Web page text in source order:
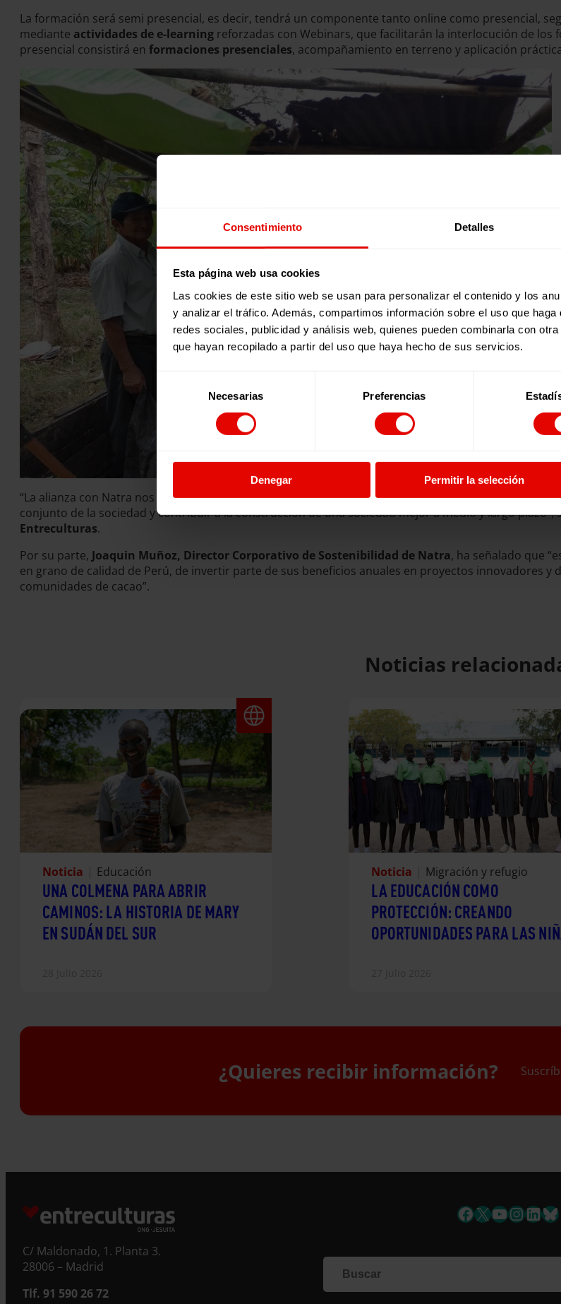
Consentimiento Detalles
Esta página web usa cookies
Las cookies de este sitio web se usan para personalizar el contenido y los
y analizar el tráfico. Además, compartimos información sobre el uso que
redes sociales, publicidad y análisis web, quienes pueden combinarla con
que hayan recopilado a partir del uso que haya hecho de sus servicios.
consentimiento
Necesarias Preferencias
Denegar Permitir la selección
La formación será semi presencial, es decir, tendrá un componente tanto online como presencial,
mediante actividades de e-learning reforzadas con Webinars, que facilitarán la interlocución de
presencial consistirá en formaciones presenciales, acompañamiento en terreno y aplicación
“La alianza con Natra nos recuerda la importancia de impulsar alianzas con sentido enfocadas a
conjunto de la sociedad y contribuir a la construcción de una sociedad mejor a medio y largo plazo”,
Entreculturas.
Por su parte, Joaquin Muñoz, Director Corporativo de Sostenibilidad de Natra, ha señalado que
en grano de calidad de Perú, de invertir parte de sus beneficios anuales en proyectos innovadores
comunidades de cacao”.
Noticias
Noticia Educación
UNA COLMENA PARA ABRIR
CAMINOS: LA HISTORIA DE MARY
EN SUDÁN DEL SUR
Noticia Migración y refugio
LA EDUCACIÓN COMO
PROTECCIÓN: CREANDO
OPORTUNIDADES PARA LAS
¿Quieres recibir información?
C/ Maldonado, 1. Planta 3.
28006 – Madrid
Tlf. 91 590 26 72
Facebook
X YouTube